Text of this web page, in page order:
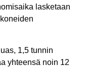
lasketaan
1,5 tunnin
yhteensä noin 12